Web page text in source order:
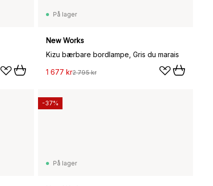
På lager
New Works
Kizu bærbare bordlampe, Gris du marais
1 677 kr2 795 kr
På lager
-37%